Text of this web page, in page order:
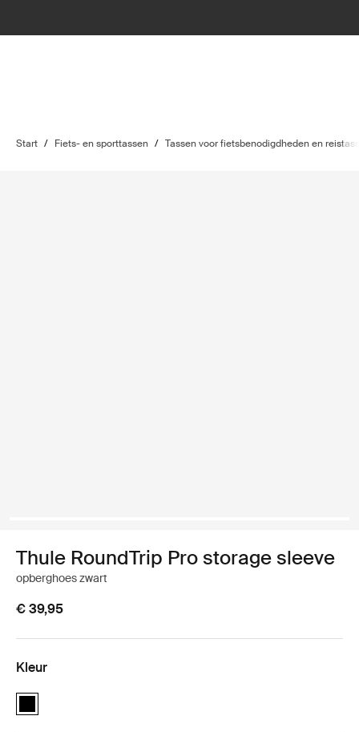
Start / Fiets- en sporttassen / Tassen voor fietsbenodigdheden en
Thule RoundTrip Pro storage sleeve
opberghoes zwart
€ 39,95
Kleur
Thule RoundTrip Pro storage sleeve Zwart (selected)